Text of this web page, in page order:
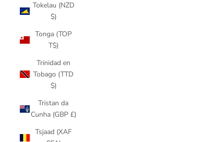
Tokelau (NZD
$)
Tonga (TOP
T$)
Trinidad en
Tobago (TTD
$)
Tristan da
Cunha (GBP £)
Tsjaad (XAF